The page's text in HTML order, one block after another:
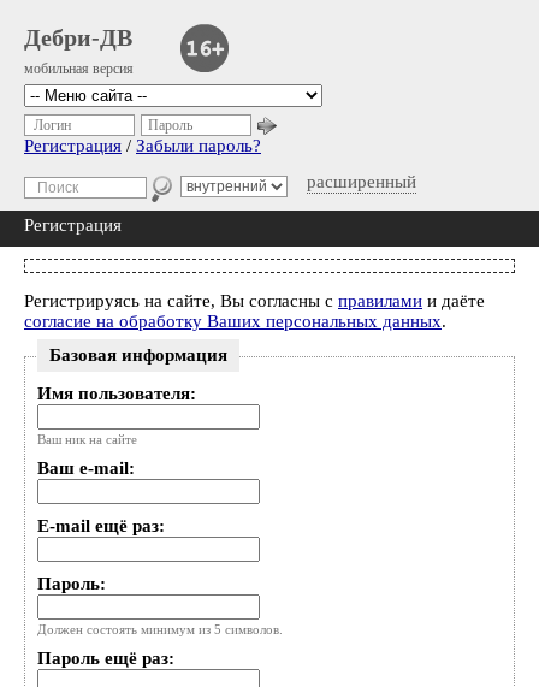
Дебри-ДВ
мобильная версия
расширенный
Логин Пароль
Регистрация / Забыли пароль?
Регистрация
Регистрируясь на сайте, Вы согласны с правилами и даёте
согласие на обработку Ваших персональных данных.
Базовая информация
Имя пользователя:
Ваш ник на сайте
Ваш e-mail:
E-mail ещё раз:
Пароль:
Должен состоять минимум из 5 символов.
Пароль ещё раз: